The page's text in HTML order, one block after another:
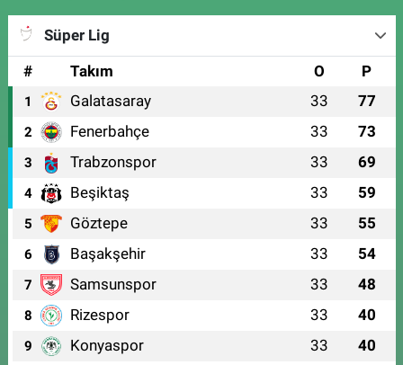
Süper Lig
#
Takım O P
1 Galatasaray 33 77
2 Fenerbahçe 33 73
3 Trabzonspor 33 69
4 Beşiktaş 33 59
5 Göztepe 33 55
6 Başakşehir 33 54
7 Samsunspor 33 48
8 Rizespor 33 40
9 Konyaspor 33 40